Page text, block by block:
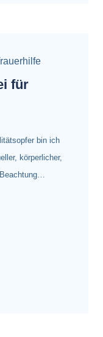
für
bin ich
körperlicher,